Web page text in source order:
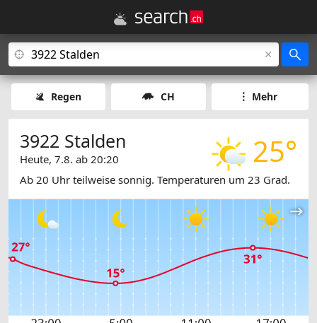
Regen CH Mehr
25°
3922 Stalden
Heute, 7.8. ab 20:20
Ab 20 Uhr teilweise sonnig. Temperaturen um 23 Grad.